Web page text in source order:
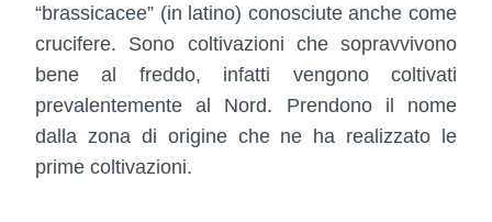
“brassicacee” (in latino) conosciute anche come
crucifere. Sono coltivazioni che sopravvivono
bene al freddo, infatti vengono coltivati
prevalentemente al Nord. Prendono il nome
dalla zona di origine che ne ha realizzato le
prime coltivazioni.